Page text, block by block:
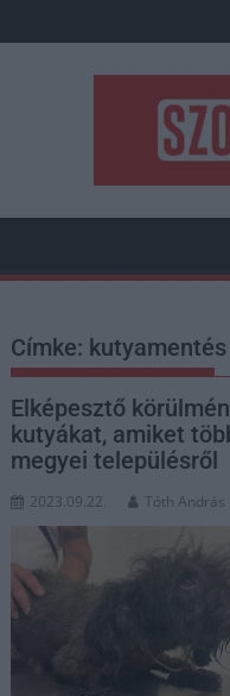
to
Címke: kutyamentés
Elképesztő
kutyákat, amiket
megyei településről
2023.09.22. Tóth András